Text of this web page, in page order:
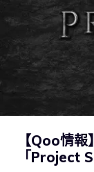
【Qoo情
「Project